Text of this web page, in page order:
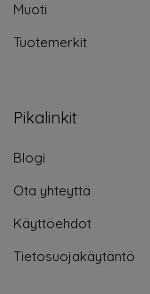
Muoti
Tuotemerkit
Pikalinkit
Blogi
Ota yhteyttä
Käyttöehdot
Tietosuojakäytäntö